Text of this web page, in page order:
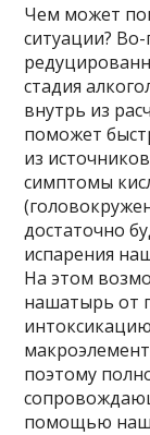
Чем может
ситуации?
стадия
внутрь из
поможет
из
симптомы
достаточно
испарения
На этом
нашатырь от
поэтому
помощью